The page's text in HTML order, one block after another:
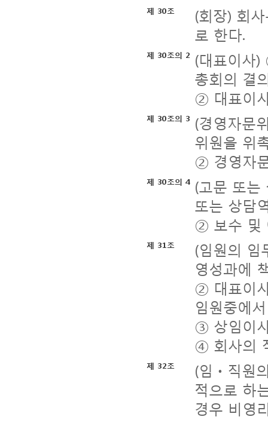
제 30조
(회장) 회
로 한다.
제 30조의 2 (대표이사
총회의 결
② 대표이
제 30조의 3 (경영자문
위원을 위
② 경영자
제 30조의 4 (고문 또
또는 상담
② 보수 및
제 31조
(임원의
영성과에
② 대표이
임원중에
③ 상임이
④ 회사의
제 32조
(임ㆍ직원
적으로 하
경우 비영